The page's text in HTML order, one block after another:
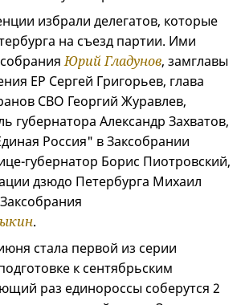
избрали делегатов, которые
на съезд партии. Ими
Юрий Гладунов, замглавы
ЕР Сергей Григорьев, глава
СВО Георгий Журавлев,
губернатора Александр Захватов,
Россия" в Заксобрании
губернатор Борис Пиотровский,
дзюдо Петербурга Михаил
.
стала первой из серии
к сентябрьским
раз единороссы соберутся 2